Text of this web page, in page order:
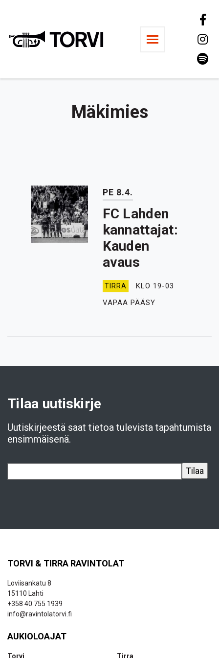
Ravintola Torvi
Mäkimies
PE 8.4.
FC Lahden
kannattajat:
Kauden
avaus
TIRRA
KLO 19-03
VAPAA PÄÄSY
Tilaa uutiskirje
Uutiskirjeestä saat tietoa tulevista tapahtumista
ensimmäisenä.
TORVI & TIRRA RAVINTOLAT
Loviisankatu 8
15110 Lahti
+358 40 755 1939
info@ravintolatorvi.fi
AUKIOLOAJAT
Torvi Tirra